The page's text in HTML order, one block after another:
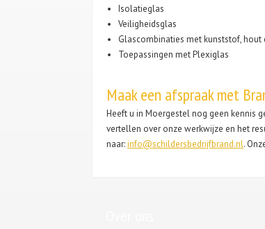
Isolatieglas
Veiligheidsglas
Glascombinaties met kunststof, hout
Toepassingen met Plexiglas
Maak een afspraak met
Heeft u in Moergestel nog geen kennis
vertellen over onze werkwijze en het
naar:info@schildersbedrijfbrand.nl.